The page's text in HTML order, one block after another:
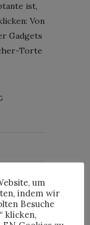
ist,
Von
Gadgets
Torte
um
indem wir
Besuche
klicken,